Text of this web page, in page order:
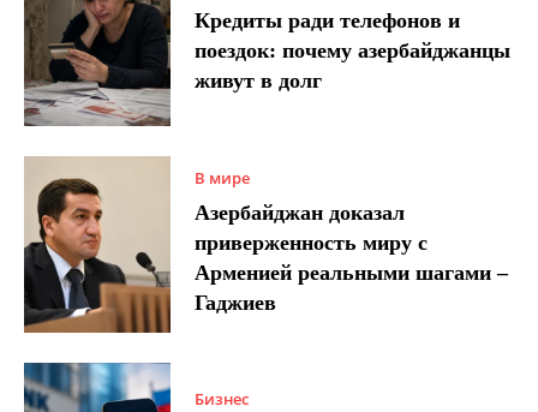
Кредиты ради телефонов и
поездок: почему азербайджанцы
живут в долг
В мире
Азербайджан доказал
приверженность миру с
Арменией реальными шагами –
Гаджиев
Бизнес